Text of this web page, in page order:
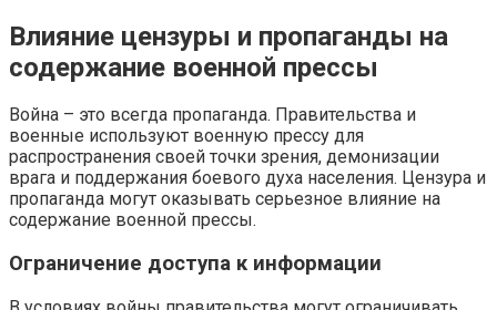
Влияние цензуры и пропаганды на
содержание военной прессы
Война – это всегда пропаганда. Правительства и
военные используют военную прессу для
распространения своей точки зрения, демонизации
врага и поддержания боевого духа населения. Цензура и
пропаганда могут оказывать серьезное влияние на
содержание военной прессы.
Ограничение доступа к информации